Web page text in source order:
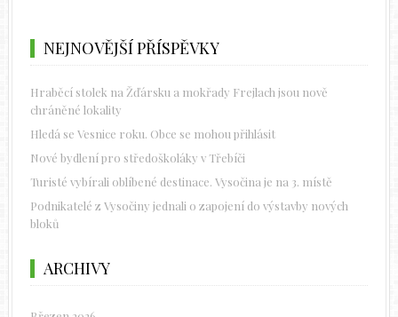
NEJNOVĚJŠÍ PŘÍSPĚVKY
Hraběcí stolek na Žďársku a mokřady Frejlach jsou nově
chráněné lokality
Hledá se Vesnice roku. Obce se mohou přihlásit
Nové bydlení pro středoškoláky v Třebíči
Turisté vybírali oblíbené destinace. Vysočina je na 3. místě
Podnikatelé z Vysočiny jednali o zapojení do výstavby nových
bloků
ARCHIVY